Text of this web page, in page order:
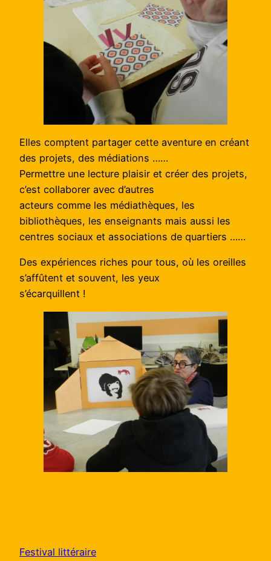
Elles comptent partager cette aventure en créant
des projets, des médiations ……
Permettre une lecture plaisir et créer des projets,
c’est collaborer avec d’autres
acteurs comme les médiathèques, les
bibliothèques, les enseignants mais aussi les
centres sociaux et associations de quartiers ……
Des expériences riches pour tous, où les oreilles
s’affûtent et souvent, les yeux
s’écarquillent !
Festival littéraire